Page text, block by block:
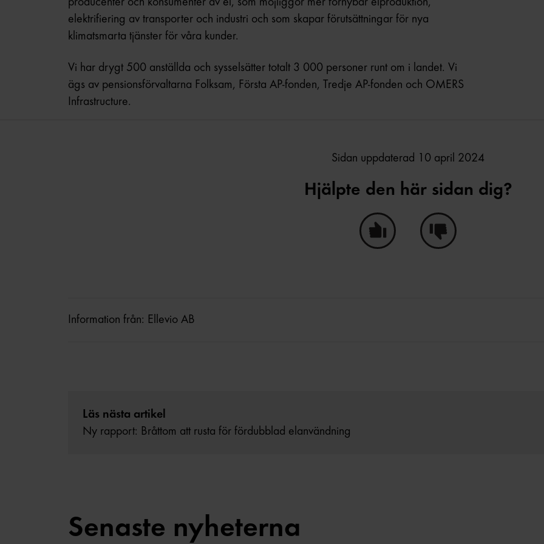
elektrifiering av transporter och industri och som skapar förutsättningar för nya
klimatsmarta tjänster för våra kunder.
Vi har drygt 500 anställda och sysselsätter totalt 3 000 personer runt om i landet. Vi
ägs av pensionsförvaltarna Folksam, Första AP-fonden, Tredje AP-fonden och OMERS
Infrastructure.
Sidan uppdaterad 10 april 2024
Hjälpte den här sidan dig?
Information från: Ellevio AB
Läs nästa artikel
Ny rapport: Bråttom att rusta för fördubblad elanvändning
Senaste nyheterna